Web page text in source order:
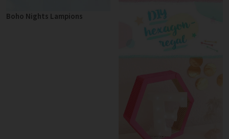
Boho Nights Lampions